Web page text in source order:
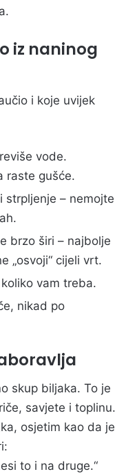
iz naninog
i koje uvijek
vode.
raste gušće.
strpljenje – nemojte
brzo širi – najbolje
„osvoji“ cijeli vrt.
vam treba.
nikad po
skup biljaka. To je
savjete i toplinu.
osjetim kao da je
to i na druge.“